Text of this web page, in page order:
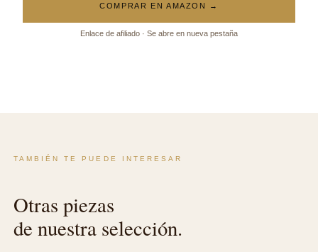
COMPRAR EN AMAZON →
Enlace de afiliado · Se abre en nueva pestaña
TAMBIÉN TE PUEDE INTERESAR
Otras piezas
de nuestra selección.